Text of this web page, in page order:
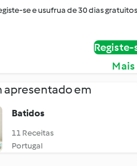
se e usufrua de 30 dias
apresentado em
Batidos
11 Receitas
Portugal